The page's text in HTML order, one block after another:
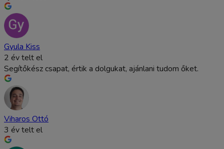
Gyula Kiss
2 év telt el
Segítőkész csapat, értik a dolgukat, ajánlani tudom őket.
Viharos Ottó
3 év telt el